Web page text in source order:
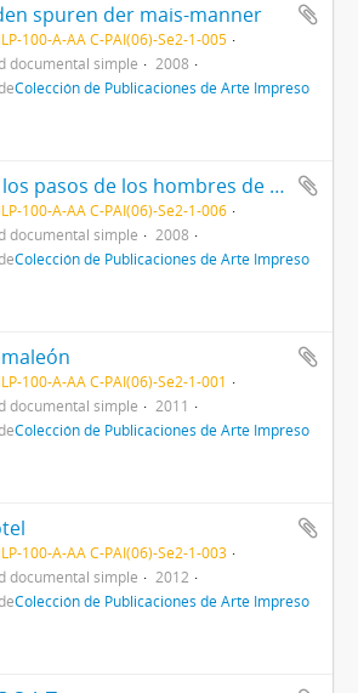
spuren der mais-manner
100-A-AA C-PAI(06)-Se2-1-005
documental simple
2008
Colección de Publicaciones de Arte Impreso
Tras los pasos de los hombres de maíz
100-A-AA C-PAI(06)-Se2-1-006
documental simple
2008
Colección de Publicaciones de Arte Impreso
100-A-AA C-PAI(06)-Se2-1-001
documental simple
2011
Colección de Publicaciones de Arte Impreso
100-A-AA C-PAI(06)-Se2-1-003
documental simple
2012
Colección de Publicaciones de Arte Impreso